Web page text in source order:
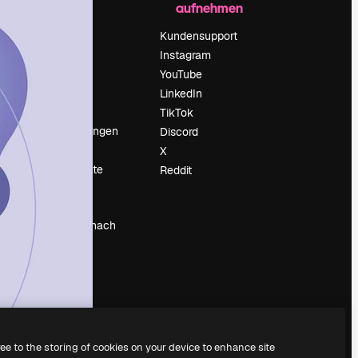
Veranstaltungen
Deine Inhalte
Suchst du nach
aufnehmen
Kundensupport
Instagram
YouTube
LinkedIn
TikTok
Discord
X
Reddit
to the storing of cookies on your device to enhance site